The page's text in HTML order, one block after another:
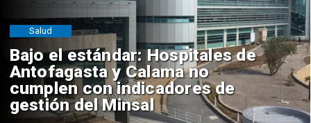
Bajo el estándar: Hospitales de
Antofagasta y Calama no
cumplen con indicadores de
gestión del Minsal
Salud